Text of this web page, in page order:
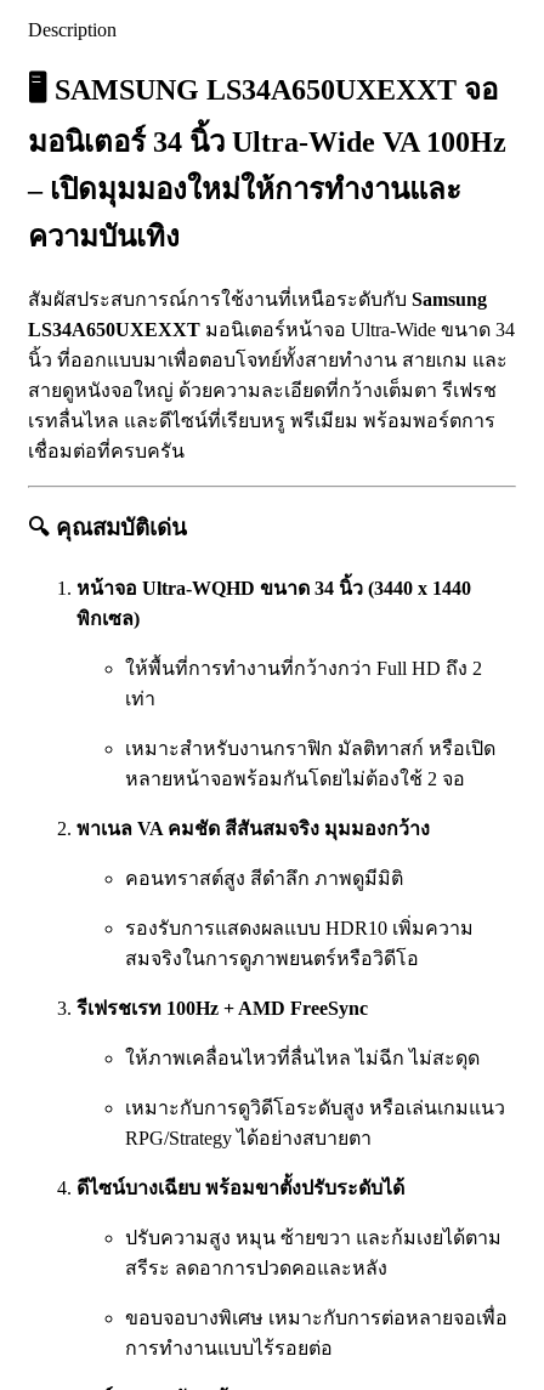
Description
🖥️ SAMSUNG LS34A650UXEXXT จอ
มอนิเตอร์ 34 นิ้ว Ultra-Wide VA 100Hz
– เปิดมุมมองใหม่ให้การทำงานและ
ความบันเทิง
สัมผัสประสบการณ์การใช้งานที่เหนือระดับกับ Samsung
LS34A650UXEXXT มอนิเตอร์หน้าจอ Ultra-Wide ขนาด 34
นิ้ว ที่ออกแบบมาเพื่อตอบโจทย์ทั้งสายทำงาน สายเกม และ
สายดูหนังจอใหญ่ ด้วยความละเอียดที่กว้างเต็มตา รีเฟรช
เรทลื่นไหล และดีไซน์ที่เรียบหรู พรีเมียม พร้อมพอร์ตการ
เชื่อมต่อที่ครบครัน
🔍 คุณสมบัติเด่น
หน้าจอ Ultra-WQHD ขนาด 34 นิ้ว (3440 x 1440
พิกเซล)
ให้พื้นที่การทำงานที่กว้างกว่า Full HD ถึง 2
เท่า
เหมาะสำหรับงานกราฟิก มัลติทาสก์ หรือเปิด
หลายหน้าจอพร้อมกันโดยไม่ต้องใช้ 2 จอ
พาเนล VA คมชัด สีสันสมจริง มุมมองกว้าง
คอนทราสต์สูง สีดำลึก ภาพดูมีมิติ
รองรับการแสดงผลแบบ HDR10 เพิ่มความ
สมจริงในการดูภาพยนตร์หรือวิดีโอ
รีเฟรชเรท 100Hz + AMD FreeSync
ให้ภาพเคลื่อนไหวที่ลื่นไหล ไม่ฉีก ไม่สะดุด
เหมาะกับการดูวิดีโอระดับสูง หรือเล่นเกมแนว
RPG/Strategy ได้อย่างสบายตา
ดีไซน์บางเฉียบ พร้อมขาตั้งปรับระดับได้
ปรับความสูง หมุน ซ้ายขวา และก้มเงยได้ตาม
สรีระ ลดอาการปวดคอและหลัง
ขอบจอบางพิเศษ เหมาะกับการต่อหลายจอเพื่อ
การทำงานแบบไร้รอยต่อ